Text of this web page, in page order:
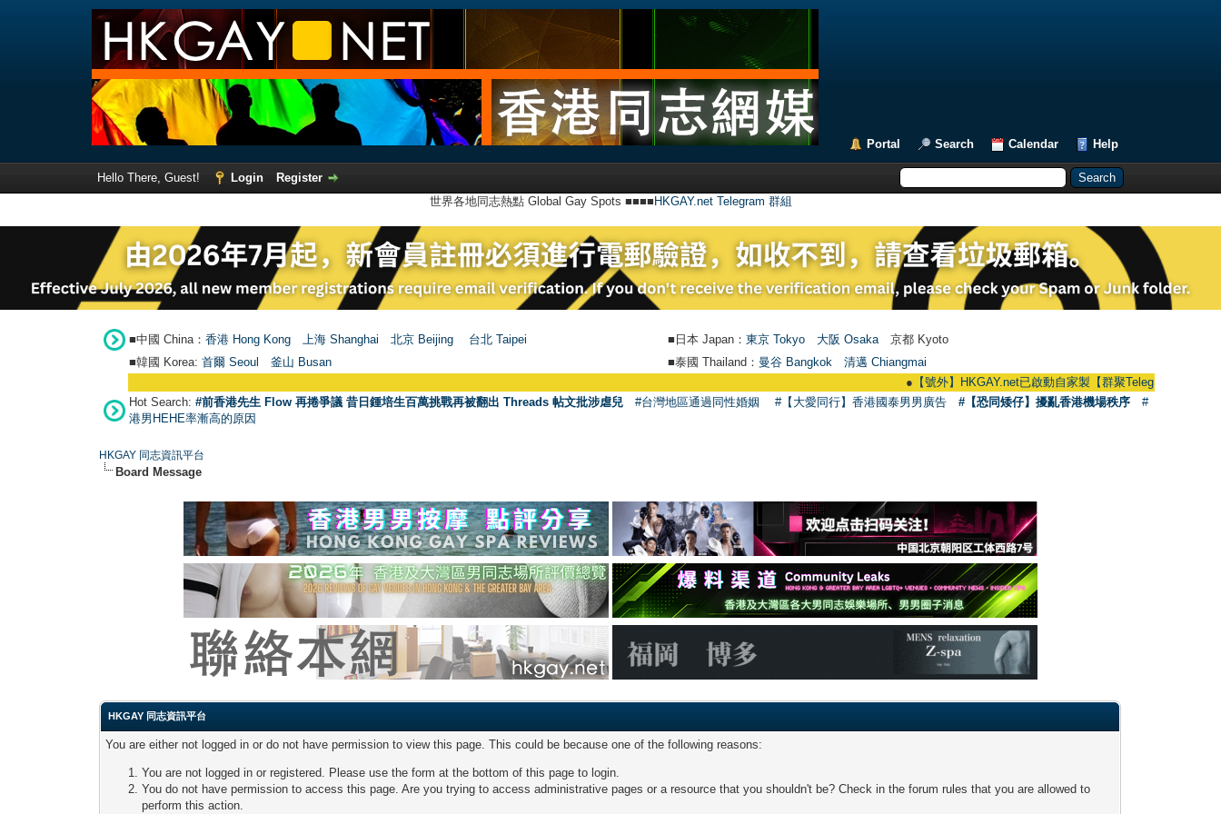
Portal Search Calendar Help
Hello There, Guest! Login
Register
世界各地同志熱點 Global Gay Spots ■■■■ HKGAY.net Telegram 群組
■中國 China： 香港 Hong Kong 上海 Shanghai 北京 Beijing 台北 Taipei ■日本 Japan： 東京 Tokyo 大阪 Osaka 京都 Kyoto
■韓國 Korea: 首爾 Seou 釜山 Busan ■泰國 Thailand： 曼谷 Bangkok
清邁 Chiangmai
【號外】HKGAY.net已啟動自家製【群聚Telegram群組】
Hot Search: #前香港先生 Flow 再捲爭議 昔日鍾培生百萬挑戰再被翻出 Threads 帖文批涉虐兒 #台灣地區通過同性婚姻 #【大愛同行】香港國泰男男廣告 #【恐同矮仔】擾亂香港機場秩序
#
港男HEHE率漸高的原因
HKGAY 同志資訊平台
Board Message
HKGAY 同志資訊平台
You are either not logged in or do not have permission to view this page. This could be because one of the following reasons:
You are not logged in or registered. Please use the form at the bottom of this page to login.
You do not have permission to access this page. Are you trying to access administrative pages or a resource that you shouldn't be? Check in the forum rules that you are allowed to
perform this action.